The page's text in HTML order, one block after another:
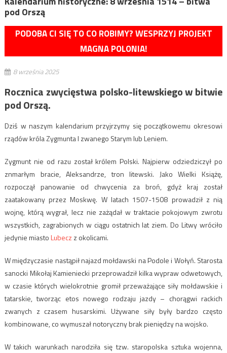
pod Orszą
PODOBA CI SIĘ TO CO ROBIMY? WESPRZYJ PROJEKT
MAGNA POLONIA!
8 września 2025
Rocznica zwycięstwa polsko-litewskiego w bitwie
pod Orszą.
Dziś w naszym kalendarium przyjrzymy się początkowemu okresowi
rządów króla Zygmunta I zwanego Starym lub Leniem.
Zygmunt nie od razu został królem Polski. Najpierw odziedziczył po
znmarłym bracie, Aleksandrze, tron litewski. Jako Wielki Książę,
rozpoczął panowanie od chwycenia za broń, gdyż kraj został
zaatakowany przez Moskwę. W latach 1507-1508 prowadził z nią
wojnę, którą wygrał, lecz nie zażądał w traktacie pokojowym zwrotu
wszystkich, zagrabionych w ciągu ostatnich lat ziem. Do Litwy wróciło
jedynie miastoLubecz z okolicami.
W międzyczasie nastąpił najazd mołdawski na Podole i Wołyń. Starosta
sanocki Mikołaj Kamieniecki przeprowadził kilka wypraw odwetowych,
w czasie których wielokrotnie gromił przeważające siły mołdawskie i
tatarskie, tworząc etos nowego rodzaju jazdy – chorągwi rackich
zwanych z czasem husarskimi. Używane siły były bardzo często
kombinowane, co wymuszał notoryczny brak pieniędzy na wojsko.
W takich warunkach narodziła się tzw. staropolska sztuka wojenna,